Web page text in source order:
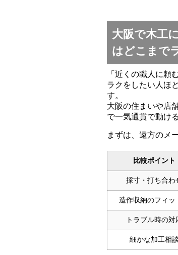
大阪で木工
はどこまで
「近くの職人に頼
ラクをしたい人ほ
す。
大阪の住まいや店
で一気通貫で動け
まずは、遠方のメ
比較ポイント
採寸・打ち合わ
造作収納のフィッ
トラブル時の対
細かな加工相談